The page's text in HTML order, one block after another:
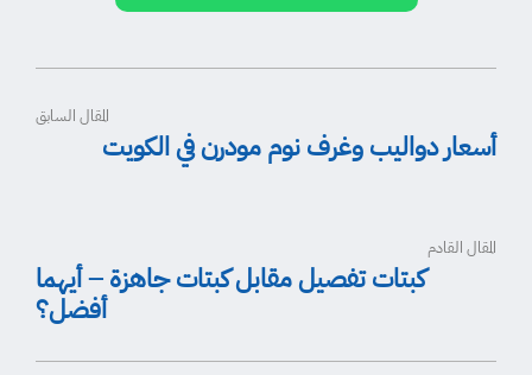
المقال السابق
أسعار دواليب وغرف نوم مودرن في الكويت
المقال القادم
كبتات تفصيل مقابل كبتات جاهزة – أيهما
أفضل؟